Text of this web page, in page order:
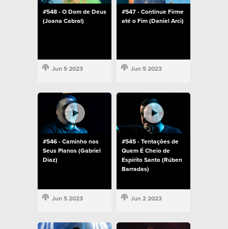
#548 - O Dom de Deus
(Joana Cabral)
Jun 5 2023
#547 - Continue Firme
até o Fim (Daniel Arci)
Jun 5 2023
#546 - Caminho nos
Seus Planos (Gabriel
Diaz)
Jun 5 2023
#545 - Tentações de
Quem É Cheio de
Espírito Santo (Rúben
Barradas)
Jun 2 2023